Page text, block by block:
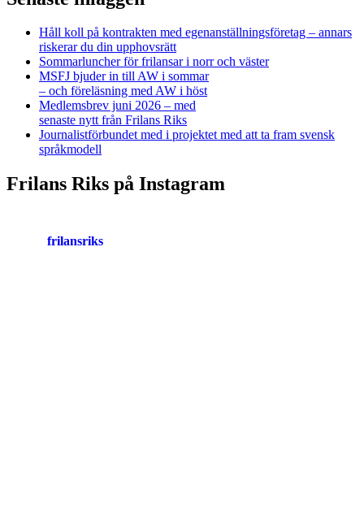
Håll koll på kontrakten med egenanställningsföretag – annars
riskerar du din upphovsrätt
Sommarluncher för frilansar i norr och väster
MSFJ bjuder in till AW i sommar
– och föreläsning med AW i höst
Medlemsbrev juni 2026 – med
senaste nytt från Frilans Riks
Journalistförbundet med i projektet med att ta fram svensk
språkmodell
Frilans Riks på Instagram
frilansriks